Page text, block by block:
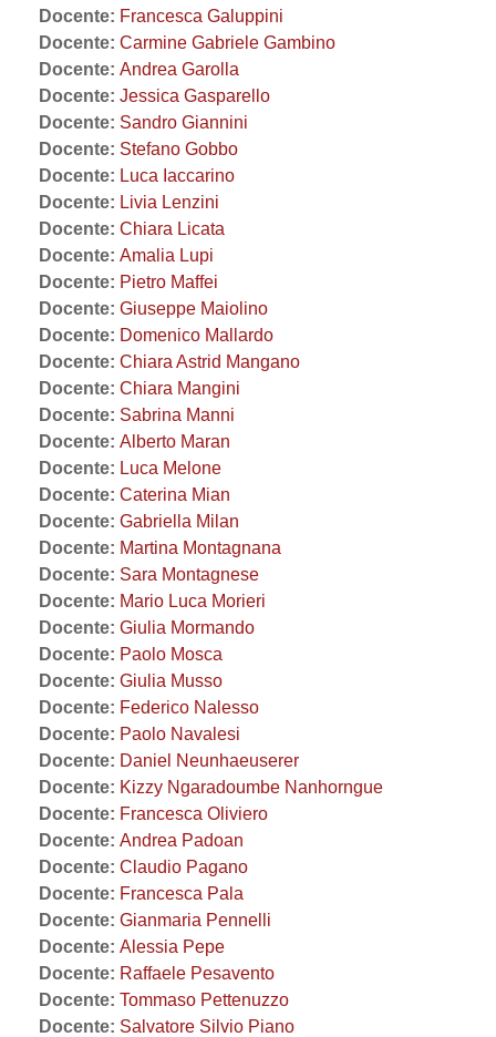
Docente: Francesca Galuppini
Docente: Carmine Gabriele Gambino
Docente: Andrea Garolla
Docente: Jessica Gasparello
Docente: Sandro Giannini
Docente: Stefano Gobbo
Docente: Luca Iaccarino
Docente: Livia Lenzini
Docente: Chiara Licata
Docente: Amalia Lupi
Docente: Pietro Maffei
Docente: Giuseppe Maiolino
Docente: Domenico Mallardo
Docente: Chiara Astrid Mangano
Docente: Chiara Mangini
Docente: Sabrina Manni
Docente: Alberto Maran
Docente: Luca Melone
Docente: Caterina Mian
Docente: Gabriella Milan
Docente: Martina Montagnana
Docente: Sara Montagnese
Docente: Mario Luca Morieri
Docente: Giulia Mormando
Docente: Paolo Mosca
Docente: Giulia Musso
Docente: Federico Nalesso
Docente: Paolo Navalesi
Docente: Daniel Neunhaeuserer
Docente: Kizzy Ngaradoumbe Nanhorngue
Docente: Francesca Oliviero
Docente: Andrea Padoan
Docente: Claudio Pagano
Docente: Francesca Pala
Docente: Gianmaria Pennelli
Docente: Alessia Pepe
Docente: Raffaele Pesavento
Docente: Tommaso Pettenuzzo
Docente: Salvatore Silvio Piano